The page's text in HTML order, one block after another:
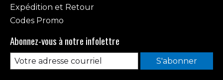
Expédition et Retour
Codes Promo
Abonnez-vous à notre infolettre
S'abonner